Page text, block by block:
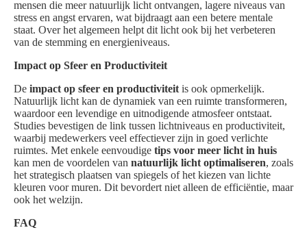
mensen die meer natuurlijk licht ontvangen, lagere niveaus van
stress en angst ervaren, wat bijdraagt aan een betere mentale
staat. Over het algemeen helpt dit licht ook bij het verbeteren
van de stemming en energieniveaus.
Impact op Sfeer en Productiviteit
De impact op sfeer en productiviteit is ook opmerkelijk.
Natuurlijk licht kan de dynamiek van een ruimte transformeren,
waardoor een levendige en uitnodigende atmosfeer ontstaat.
Studies bevestigen de link tussen lichtniveaus en productiviteit,
waarbij medewerkers veel effectiever zijn in goed verlichte
ruimtes. Met enkele eenvoudige tips voor meer licht in huis
kan men de voordelen van natuurlijk licht optimaliseren, zoals
het strategisch plaatsen van spiegels of het kiezen van lichte
kleuren voor muren. Dit bevordert niet alleen de efficiëntie, maar
ook het welzijn.
FAQ